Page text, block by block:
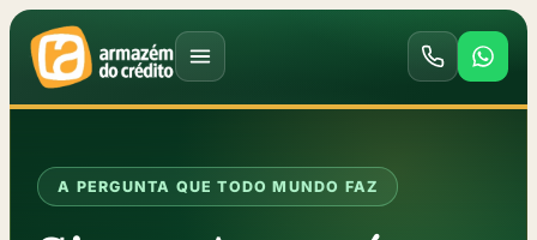
A PERGUNTA QUE TODO MUNDO FAZ